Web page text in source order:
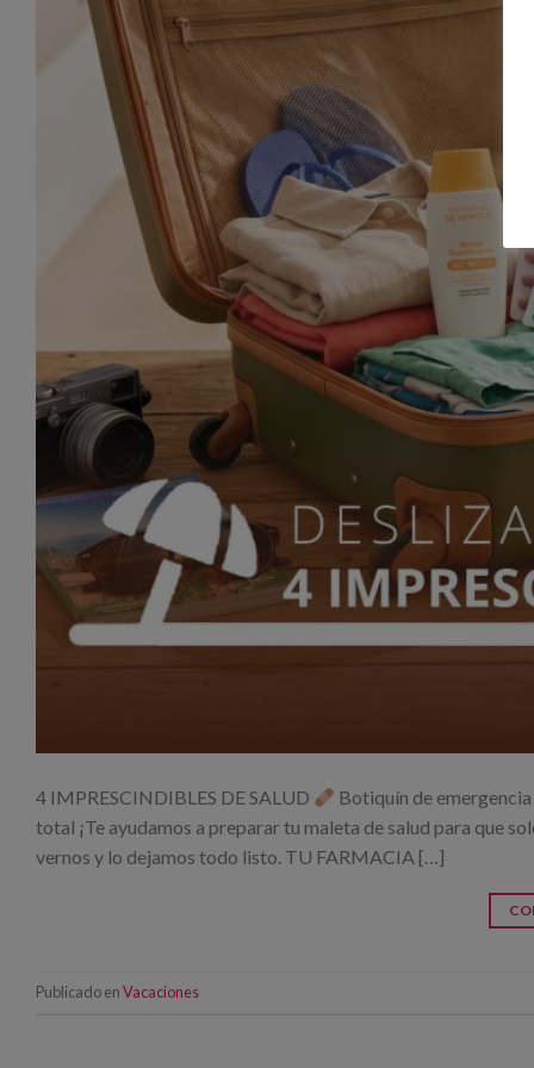
4 IMPRESCINDIBLES DE SALUD
Botiquín de
total ¡Te ayudamos a preparar tu maleta de salud para que
vernos y lo dejamos todo listo. TU FARMACIA […]
Publicado enVacaciones